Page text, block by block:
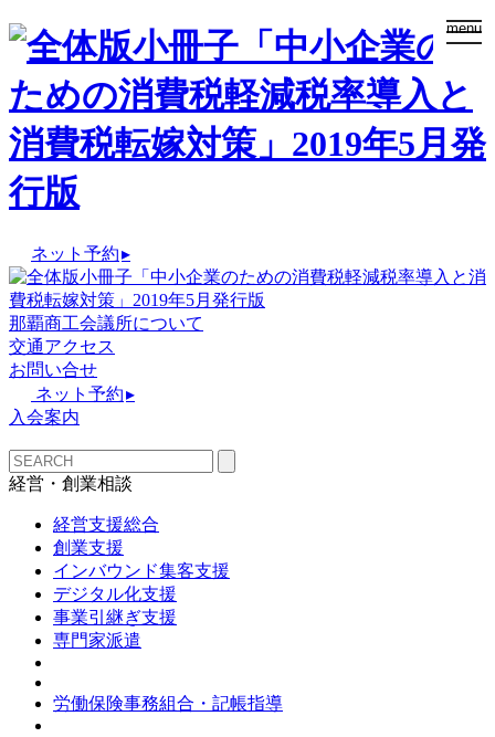
menu
ネット予約▸
那覇商工会議所について
交通アクセス
お問い合せ
ネット予約▸
入会案内
経営・創業相談
経営支援総合
創業支援
インバウンド集客支援
デジタル化支援
事業引継ぎ支援
専門家派遣
労働保険事務組合・記帳指導